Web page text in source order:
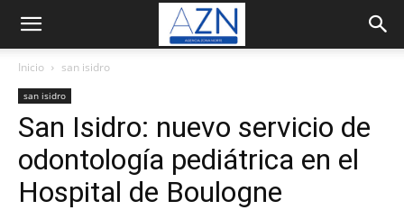
Inicio san isidro
san isidro
San Isidro: nuevo servicio de
odontología pediátrica en el
Hospital de Boulogne